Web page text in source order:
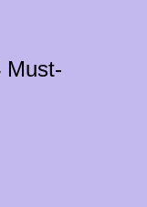
Must-